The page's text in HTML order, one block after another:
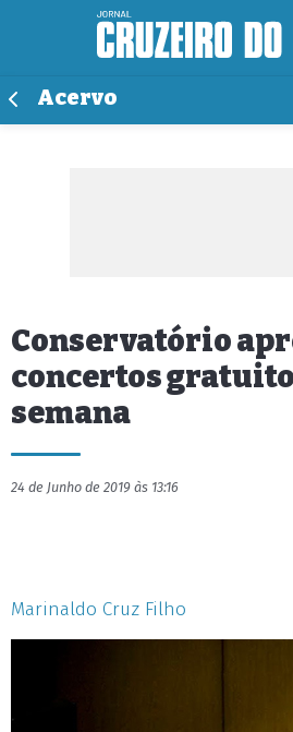
Acervo
Conservatório
concertos
semana
24 de Junho de 2019 às 13:16
Marinaldo Cruz Filho